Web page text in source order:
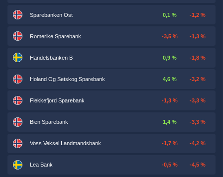
Sparebanken Ost 0,1 % -1,2 %
Romerike Sparebank -3,5 % -1,3 %
Handelsbanken B 0,9 % -1,8 %
Holand Og Setskog Sparebank 4,6 % -3,2 %
Flekkefjord Sparebank -1,3 % -3,3 %
Bien Sparebank 1,4 % -3,3 %
Voss Veksel Landmandsbank -1,7 % -4,2 %
Lea Bank -0,5 % -4,5 %